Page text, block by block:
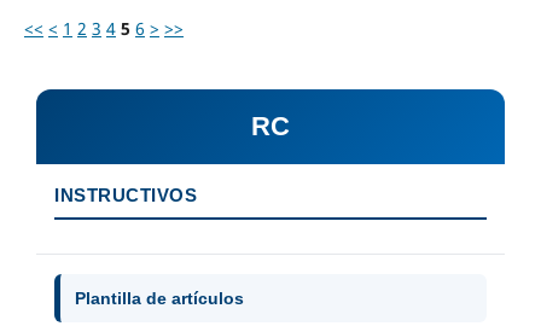
<< < 1 2 3 4 5 6 > >>
RC
INSTRUCTIVOS
Plantilla de artículos